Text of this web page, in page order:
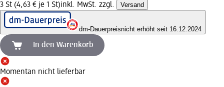
3 St (4,63 € je 1 St)inkl. MwSt. zzgl. Versand
dm-Dauerpreisnicht erhöht seit 16.12.2024
In den Warenkorb
Momentan nicht lieferbar